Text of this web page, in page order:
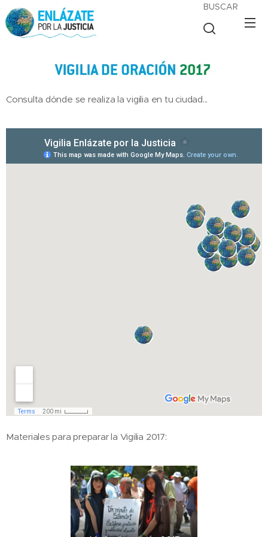
BUSCAR
Consulta dónde se realiza la vigilia en tu ciudad...
Materiales para preparar la Vigilia 2017: